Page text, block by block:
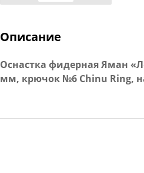
Описание
Оснастка фидерная Яман
мм, крючок №6 Chinu Ring,